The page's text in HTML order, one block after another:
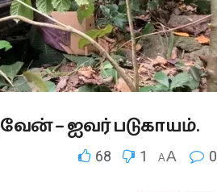
– ஐவர் படுகாயம்.
68 1 AA 0